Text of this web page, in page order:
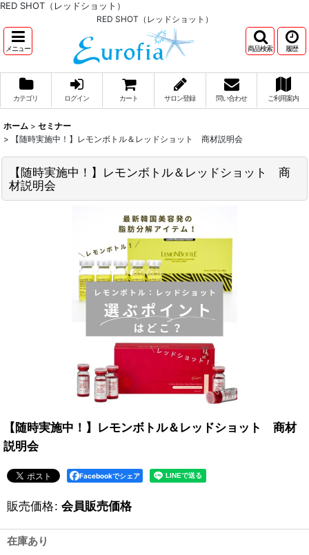
RED SHOT（レッドショット）
RED SHOT（レッドショット）
メニュー 商品検索 履歴
カテゴリ ログイン カート サロン登録 問い合わせ ご利用案内
ホーム > セミナー
>
【随時実施中！】レモンボトル＆レッドショット 商材説明会
【随時実施中！】レモンボトル＆レッドショット 商
材説明会
【随時実施中！】レモンボトル＆レッドショット 商材
説明会
Facebookでシェア
販売価格: 会員販売価格
在庫あり